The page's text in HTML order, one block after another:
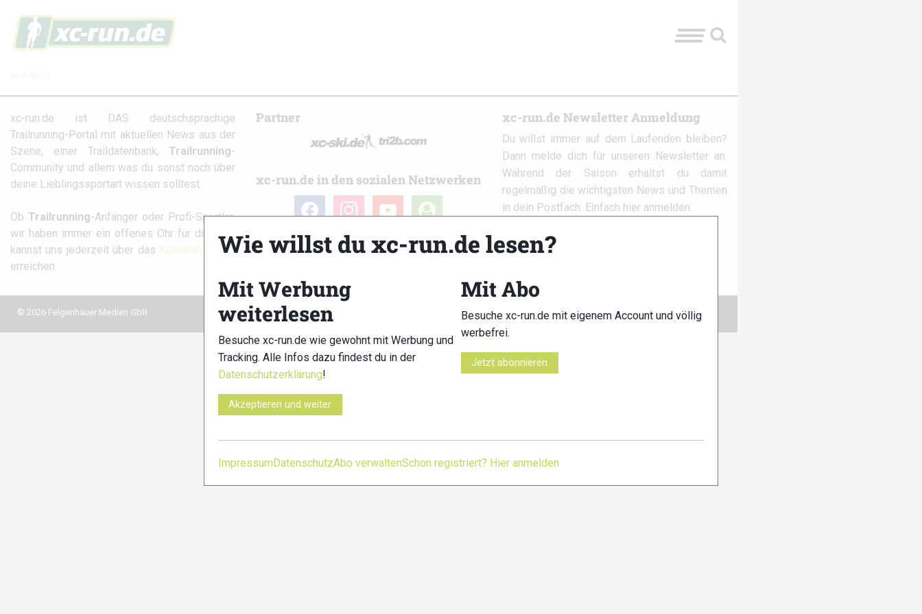
xc-run.de ist DAS deutschsprachige
Trailrunning-Portal mit aktuellen News aus der
Szene, einer Traildatenbank, Trailrunning-
Community und allem was du sonst noch über
deine Lieblingssportart wissen solltest.
Ob Trailrunning-Anfänger oder Profi-Sportler,
wir haben immer ein offenes Ohr für dich! Du
kannst uns jederzeit über das Kontaktformular
erreichen.
Partner
xc-run.de in den sozialen Netzwerken
facebook instagramyoutube
user-
circle
xc-run.de Newsletter Anmeldung
Du willst immer auf dem Laufenden bleiben?
Dann melde dich für unseren Newsletter an.
Während der Saison erhältst du damit
regelmäßig die wichtigsten News und Themen
in dein Postfach. Einfach hier anmelden:
© 2026 Felgenhauer Medien GbR Datenschutz Nutzungsbedingungen Abo verwalten
Wie willst du xc-run.de lesen?
Mit Werbung
weiterlesen
Besuche xc-run.de wie gewohnt mit Werbung und
Tracking. Alle Infos dazu findest du in der
Datenschutzerklärung!
Akzeptieren und weiter
Mit Abo
Besuche xc-run.de mit eigenem Account und völlig
werbefrei.
Jetzt abonnieren
ImpressumDatenschutzAbo verwaltenSchon registriert? Hier anmelden